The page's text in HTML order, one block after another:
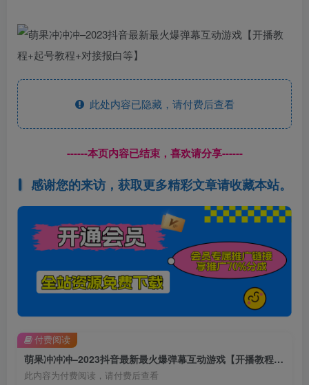
此处内容已隐藏，请付费后查看
------本页内容已结束，喜欢请分享------
感谢您的来访，获取更多精彩文章请收藏本站。
萌果冲冲冲–2023抖音最新最火爆弹幕互动游戏【开播教程+起号教程+对接报白等】
此内容为付费阅读，请付费后查看
付费阅读